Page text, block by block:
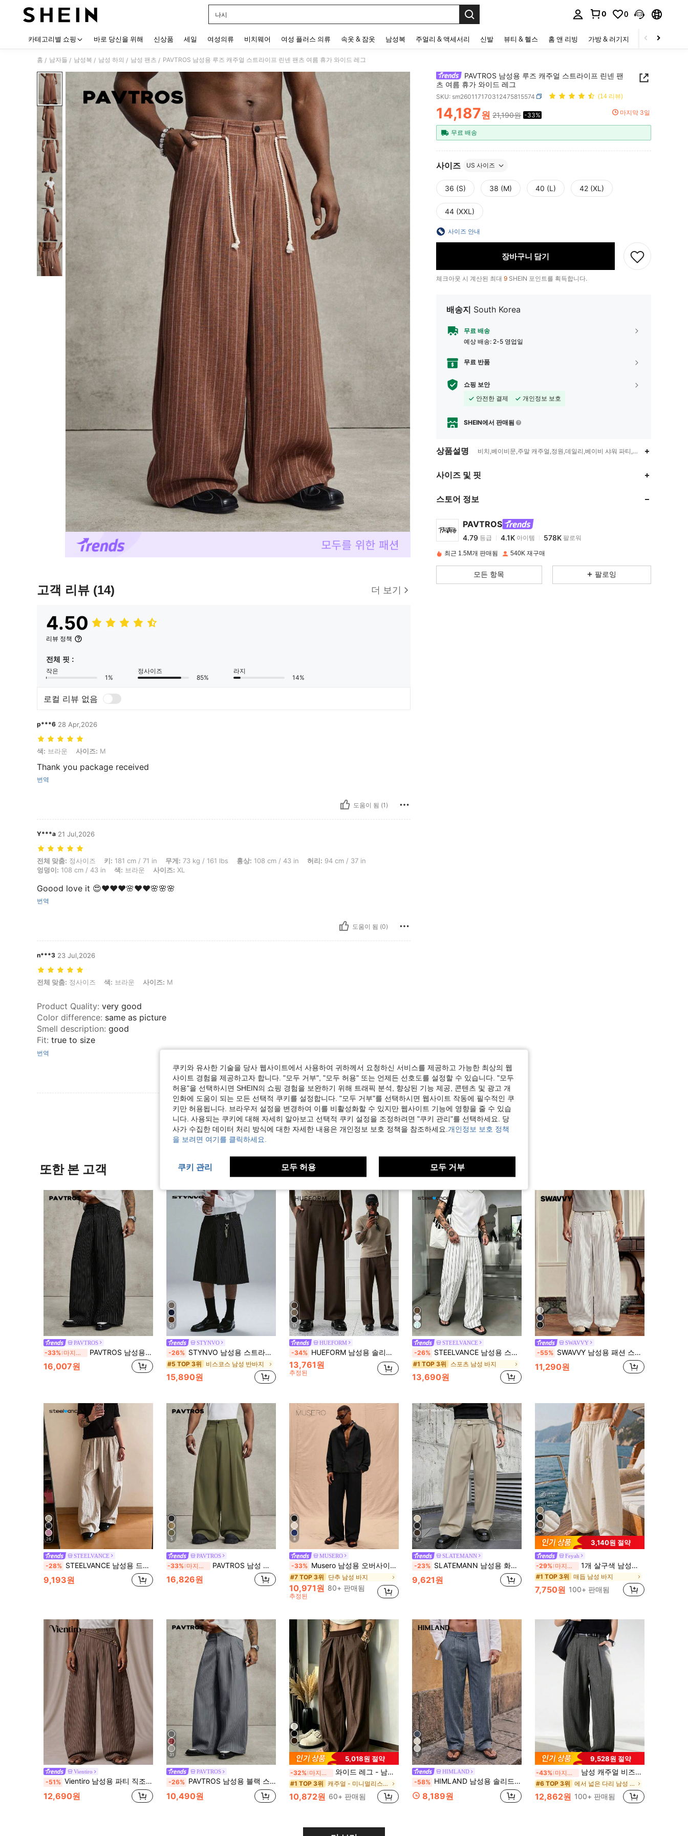
나시
0 0
카테고리별 쇼핑 바로 당신을 위해 신상품 세일 여성의류 비치웨어 여성 플러스 의류 속옷 & 잠옷 남성복 주얼리 & 액세서리 신발 뷰티 & 헬스 홈 앤 리빙 가방 & 러기지 스포츠 & 아웃
홈 / 남자들 / 남성복 / 남성 하의 / 남성 팬츠 / PAVTROS 남성용 루즈 캐주얼 스트라이프 린넨 팬츠 여름 휴가 와이드 레그
고객 리뷰 (14) 더 보기
4.50
리뷰 정책
전체 핏 :
작은
1%
정사이즈
85%
라지
14%
로컬 리뷰 없음
p***6 28 Apr,2026
색: 브라운, 사이즈: M
색: 브라운 사이즈: M
Thank you package received
번역
도움이 됨 (1)
Y***a 21 Jul,2026
전체 맞춤: 정사이즈, 키: 181 cm / 71 in, 무게: 73 kg / 161 lbs, 흉상: 108 cm / 43 in, 허리: 94 cm / 37 in, 엉덩이: 108 cm / 43 in, 색: 브라운, 사이즈: XL
전체 맞춤: 정사이즈 키: 181 cm / 71 in 무게: 73 kg / 161 lbs 흉상: 108 cm / 43 in 허리: 94 cm / 37 in
엉덩이: 108 cm / 43 in 색: 브라운 사이즈: XL
Goood love it 😍❤️❤️❤️🌸❤️❤️🌸🌸🌸
번역
도움이 됨 (0)
n***3 23 Jul,2026
전체 맞춤: 정사이즈, 색: 브라운, 사이즈: M
전체 맞춤: 정사이즈 색: 브라운 사이즈: M
Product Quality: very good
Color difference: same as picture
Smell description: good
Fit: true to size
번역
도움이 됨 (0)
리뷰 더 보기
PAVTROS 남성용 루즈 캐주얼 스트라이프 린넨 팬
츠 여름 휴가 와이드 레그
SKU: sm260117170312475815574 (14 리뷰)
PRICE AND AVAILABILITY
14,187원 21,190원 -33% 마지막 3일
무료 배송
사이즈 US 사이즈
36 (S) 38 (M) 40 (L) 42 (XL)
44 (XXL)
사이즈 안내
장바구니 담기
체크아웃 시 계산된 최대 9 SHEIN 포인트를 획득합니다.
배송지 South Korea
무료 배송
예상 배송: 2-5 영업일
무료 반품
쇼핑 보안
안전한 결제
개인정보 보호
SHEIN에서 판매됨
상품설명 비치,베이비문,주말 캐주얼,정원,데일리,베이비 샤워 파티,기념일,나이트 아
사이즈 및 핏
스토어 정보
PAVTROS
4.79
4.1K아이템
z***2 이(가)하루 전에지불됨
최근 1.5M개 판매됨 540K 재구매
모든 항목 팔로잉
또한 본 고객
PAVTROS
-33% 마지막 3일 PAVTROS 남성용 블랙 스트라이프 팬츠, 루즈 와이드 레그 수트 팬츠, 캐주얼 패션 다용도 스트레이트 레그 팬츠
16,007원
21
STYNVO
-26% STYNVO 남성용 스트라이프 플리츠 와이드 레그 루즈핏 버뮤다 반바지
#5 TOP 3위 비스코스 남성 반바지
15,890원
17
HUEFORM
-34% HUEFORM 남성용 솔리드 컬러 플리츠 캐주얼 팬츠, 인스 스타일, 봄/여름
13,761원
추정된
STEELVANCE
-26% STEELVANCE 남성용 스트라이프 드로스트링 허리 포켓 캐주얼 스포츠 롱 팬츠
#1 TOP 3위 스포츠 남성 바지
13,690원
SWAVVY
-55% SWAVVY 남성용 패션 스트라이프 루즈핏 팬츠
11,290원
26
STEELVANCE
-28% STEELVANCE 남성용 드로스트링 허리 스트라이프 캐주얼 버서타일 일상 여행용 긴 바지
9,193원
5
PAVTROS
-33% 마지막 3일 PAVTROS 남성 캐주얼 스트리트 스타일 블랙 루즈 스트레이트 레그 통근용 와이드 레그 팬츠
16,826원
8
MUSERO
-33% Musero 남성용 오버사이즈 린넨 바지 봄 여름 휴가 부활절용
#7 TOP 3위 단추 남성 바지
10,971원 80+ 판매됨
추정된
6
SLATEMANN
-23% SLATEMANN 남성용 화이트 루즈핏 캐주얼 다용도 플리츠 드레스 팬츠
9,621원
3,140원 절약
Feyah
-29% 마지막 3일 1개 살구색 남성용 인조 리넨 터치 스트레이트 레그 팬츠, 드로스트링 탄성 허리 비치 팬츠, 휴가 스타일, 기계 세탁 가능, 루즈핏, 캐주얼 레이지 남성 팬츠, 여름 휴가 비치 외출에 적합, 사이즈가 크게 나옵니다. 더 나은 핏을 위해 사이즈를 낮추세요
#1 TOP 3위 매듭 남성 바지
7,750원 100+ 판매됨
Vientiro
-51% Vientiro 남성용 파티 직조 패션 캐주얼 영 루즈핏 카키 솔리드 컬러 탄력 허리밴드 벨트 스트레이트 레그 커브드 팬츠 여름, 휴가, 일상 착용, 파티, 커플룩, 남성 선물에 적합
12,690원
31
PAVTROS
-26% PAVTROS 남성용 블랙 스트라이프 롱 팬츠, 루즈핏 와이드 레그 수트 트라우저, 캐주얼 패션 버서타일 스트레이트 레그 팬츠
10,490원
5,018원 절약
-32% 마지막 3일 와이드 레그 - 남성용 탄성 허리 패션 캐주얼 솔리드 컬러 긴 바지
#1 TOP 3위 캐주얼 - 미니멀리스트 스타일 남성 바지
10,872원 60+ 판매됨
5
HIMLAND
-58% HIMLAND 남성용 솔리드 컬러 플리츠 포켓 캐주얼 다용도 데일리 여행용 긴바지
8,189원
9,528원 절약
-43% 마지막 3일 남성 캐주얼 비즈니스 와이드 레그 스트라이프 팬츠
#6 TOP 3위 에서 넓은 다리 남성 하의
12,862원 100+ 판매됨
쿠키와 유사한 기술을 당사 웹사이트에서 사용하여 귀하께서 요청하신 서비스를 제공하고 가능한 최상의 웹
사이트 경험을 제공하고자 합니다. "모두 거부", "모두 허용" 또는 언제든 선호도를 설정할 수 있습니다. "모두
허용"을 선택하시면 SHEIN의 쇼핑 경험을 보완하기 위해 트래픽 분석, 향상된 기능 제공, 콘텐츠 및 광고 개
인화에 도움이 되는 모든 선택적 쿠키를 설정합니다. "모두 거부"를 선택하시면 웹사이트 작동에 필수적인 쿠
키만 허용됩니다. 브라우저 설정을 변경하여 이를 비활성화할 수 있지만 웹사이트 기능에 영향을 줄 수 있습
니다. 사용되는 쿠키에 대해 자세히 알아보고 선택적 쿠키 설정을 조정하려면 "쿠키 관리"를 선택하세요. 당
사가 수집한 데이터 처리 방식에 대한 자세한 내용은 개인정보 보호 정책을 참조하세요. 개인정보 보호 정책
을 보려면 여기를 클릭하세요.
쿠키 관리 모두 허용 모두 거부